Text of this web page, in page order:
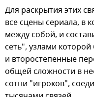
Для раскрытия этих
все сцены сериала, в
между собой, и
сеть", узлами
и второстепенные
общей сложности в
сотни "игроков",